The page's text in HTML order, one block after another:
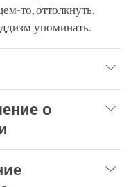
то, оттолкнуть.
упоминать.
о